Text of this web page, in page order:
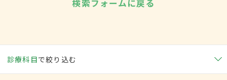
検索フォームに戻る
診療科目で絞り込む